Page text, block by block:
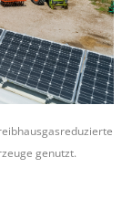
genutzt.